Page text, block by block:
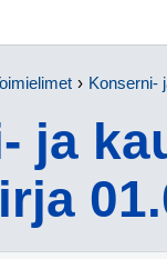
Konserni-
ja